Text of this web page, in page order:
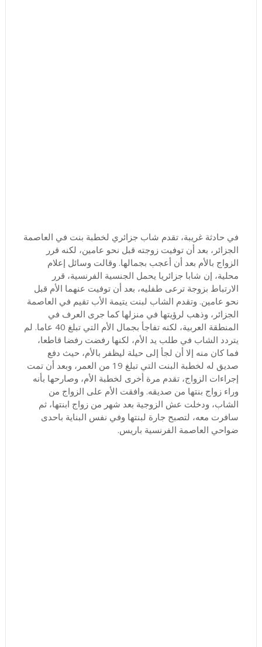
في حادثة غريبة، تقدم شاب جزائري لخطبة بنت في العاصمة
الجزائر، بعد أن توفيت زوجته قبل نحو عامين، لكنه قرر
الزواج بالأم بعد أن أعجب بجمالها. وقالت وسائل إعلام
محلية، إن شابا جزائريا يحمل الجنسية الفرنسية، قرر
الارتباط بزوجة ترعى طفليه، بعد أن توفيت عنهما الأم قبل
نحو عامين. وتقدم الشاب لبنت يتيمة الأب تقيم في العاصمة
الجزائر، وذهب لرؤيتها في منزلها كما جرى العرف في
المنطقة العربية، لكنه تفاجأ بجمال الأم التي تبلغ 40 عاما. لم
يتردد الشاب في طلب يد الأم، لكنها رفضت رفضا قاطعا،
فما كان منه إلا أن لجأ إلى حيلة ليظفر بالأم، حيث دفع
صديق له لخطبة البنت التي تبلغ 19 من العمر، وبعد أن تمت
إجراءات الزواج، تقدم مرة أخرى لخطبة الأم، وصارحها بأنه
وراء زواج بنتها من صديقه. وافقت الأم على الزواج من
الشاب، ودخلت عش الزوجية بعد شهر من زواج ابنتها، ثم
سافرت معه، لتصبح جارة لبنتها وفي نفس البناية باحدى
ضواحي العاصمة الفرنسية باريس.